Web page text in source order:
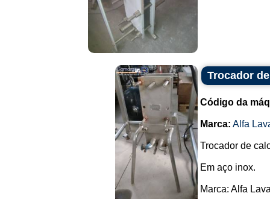
Trocador
Código da
Marca: Alfa
Trocador de
Em aço inox.
Marca: Alfa